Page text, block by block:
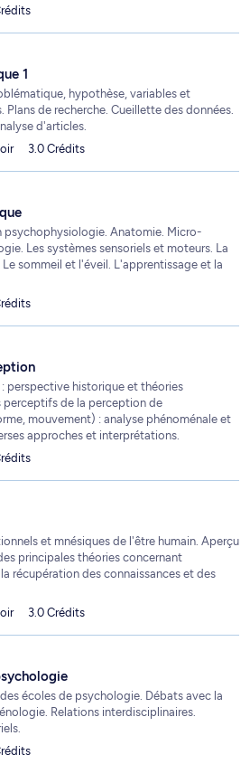
1
hypothèse, variables et
de recherche. Cueillette des données.
d'articles.
3.0 Crédits
psychophysiologie. Anatomie. Micro-
Les systèmes sensoriels et moteurs. La
sommeil et l'éveil. L'apprentissage et la
perspective historique et théories
perceptifs de la perception de
mouvement) : analyse phénoménale et
approches et interprétations.
et mnésiques de l'être humain. Aperçu
principales théories concernant
récupération des connaissances et des
3.0 Crédits
écoles de psychologie. Débats avec la
Relations interdisciplinaires.